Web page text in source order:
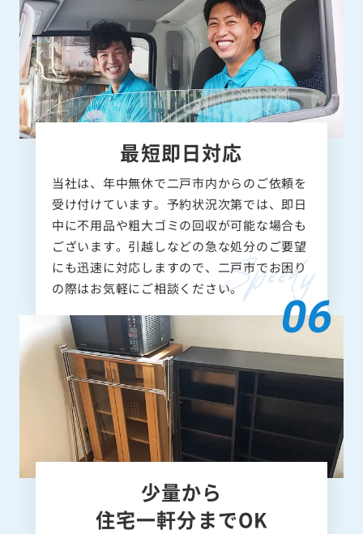
最短即日対応
当社は、年中無休で二戸市内からのご依頼を
受け付けています。予約状況次第では、即日
中に不用品や粗大ゴミの回収が可能な場合も
ございます。引越しなどの急な処分のご要望
にも迅速に対応しますので、二戸市でお困り
の際はお気軽にご相談ください。
少量から
住宅一軒分までOK